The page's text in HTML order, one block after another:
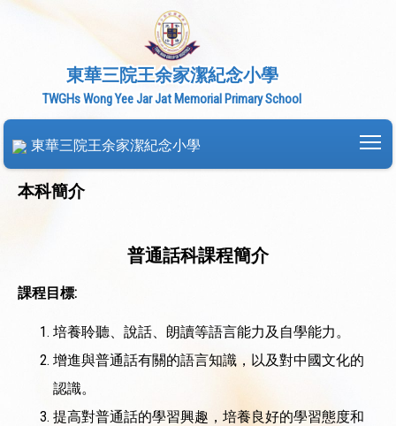
東華三院王余家潔紀念小學
TWGHs Wong Yee Jar Jat Memorial Primary School
東華三院王余家潔紀念小學
本科簡介
普通話科課程簡介
課程目標:
培養聆聽、說話、朗讀等語言能力及自學能力。
增進與普通話有關的語言知識，以及對中國文化的
認識。
提高對普通話的學習興趣，培養良好的學習態度和